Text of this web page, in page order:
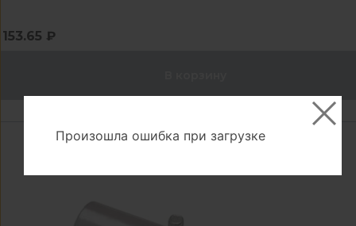
153.65 ₽
Произошла ошибка при загрузке